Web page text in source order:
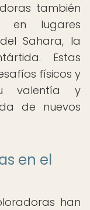
también
en lugares
Sahara, la
Estas
físicos y
valentía y
de nuevos
en el
han